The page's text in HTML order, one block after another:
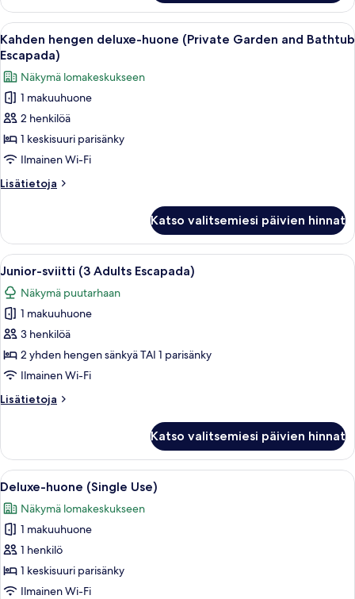
(Private
Garden
and
Bathtub
Escapada)
Avaa
kaikki
huonetyypin
Kahden
hengen
deluxe-
huone
(Private
Garden
and
Escapada)
kuvat
Moderni hotellihuone, jossa on suuri
9
Kahden hengen deluxe-huone (Private Garden and Bathtub
Escapada)
Näkymä lomakeskukseen
1 makuuhuone
2 henkilöä
1 keskisuuri parisänky
Ilmainen Wi-Fi
Lisätietoja
Lisätietoja
deluxe-
huone
(Private
Garden
and
Bathtub
Escapada)
Katso valitsemiesi päivien hinnat
Avaa
kaikki
huonetyypin
Junior-
sviitti
(3
Adults
kuvat
1 makuuhuone, egyptinpuuvillaiset
8
Junior-sviitti (3 Adults Escapada)
Näkymä puutarhaan
1 makuuhuone
3 henkilöä
2 yhden hengen sänkyä TAI 1 parisänky
Ilmainen Wi-Fi
Lisätietoja
Lisätietoja
(3
Adults
Escapada)
Katso valitsemiesi päivien hinnat
Avaa
kaikki
huonetyypin
Deluxe-
huone
(Single
Use)
Moderni hotellihuone, jossa on suuri
7
Deluxe-huone (Single Use)
Näkymä lomakeskukseen
1 makuuhuone
1 henkilö
1 keskisuuri parisänky
Ilmainen Wi-Fi